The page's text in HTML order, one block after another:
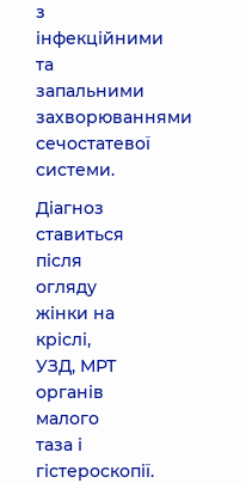
з
інфекційними
та
запальними
захворюваннями
сечостатевої
системи.
Діагноз
ставиться
після
огляду
жінки на
кріслі,
УЗД, МРТ
органів
малого
таза і
гістероскопії.